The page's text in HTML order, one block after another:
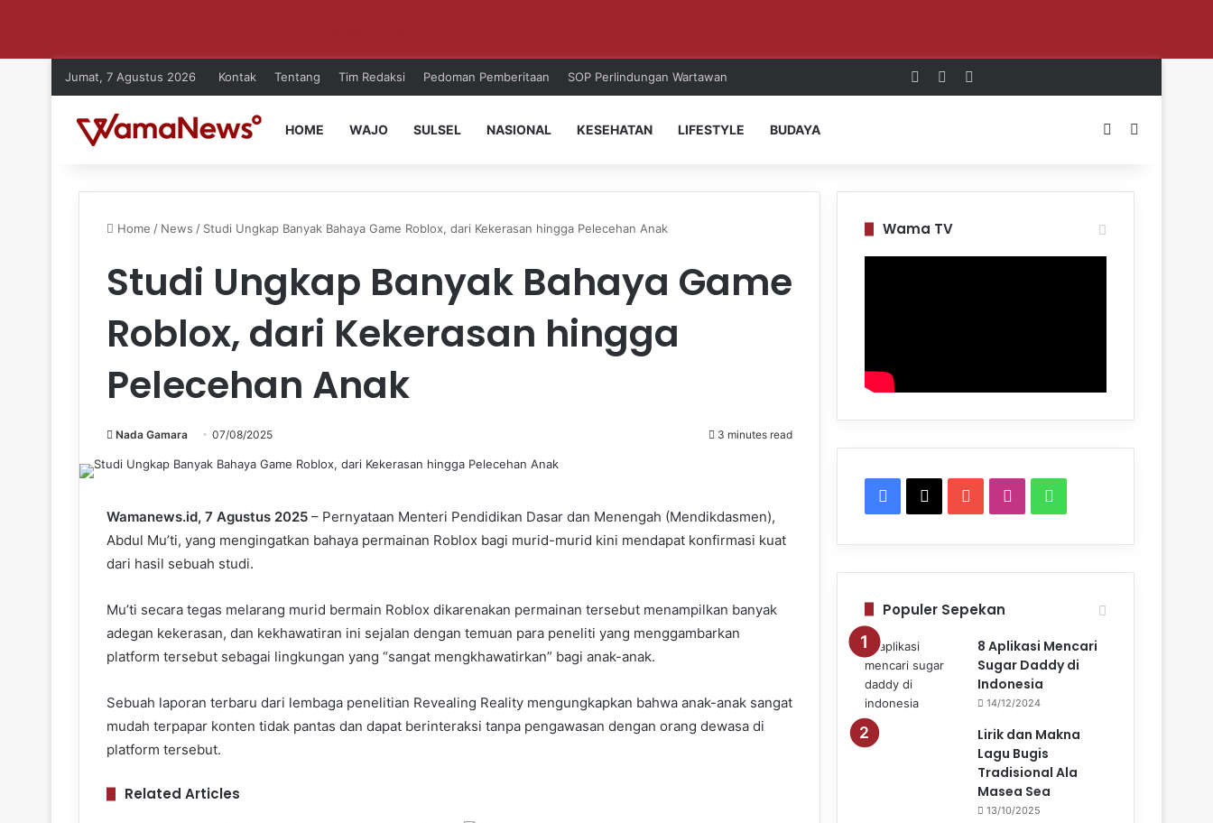
Jumat, 7 Agustus 2026 Kontak Tentang Tim Redaksi Pedoman Pemberitaan SOP Perlindungan Wartawan Log InRandom Article
HOME WAJO SULSEL NASIONAL KESEHATAN LIFESTYLE BUDAYA Switch skin
Home / News / Studi Ungkap Banyak Bahaya Game Roblox, dari Kekerasan hingga Pelecehan Anak
Studi Ungkap Banyak Bahaya Game
Roblox, dari Kekerasan hingga
Pelecehan Anak
Nada Gamara 07/08/2025 3 minutes read
Wamanews.id, 7 Agustus 2025 – Pernyataan Menteri Pendidikan Dasar dan Menengah (Mendikdasmen),
Abdul Mu’ti, yang mengingatkan bahaya permainan Roblox bagi murid-murid kini mendapat konfirmasi kuat
dari hasil sebuah studi.
Mu’ti secara tegas melarang murid bermain Roblox dikarenakan permainan tersebut menampilkan banyak
adegan kekerasan, dan kekhawatiran ini sejalan dengan temuan para peneliti yang menggambarkan
platform tersebut sebagai lingkungan yang “sangat mengkhawatirkan” bagi anak-anak.
Sebuah laporan terbaru dari lembaga penelitian Revealing Reality mengungkapkan bahwa anak-anak sangat
mudah terpapar konten tidak pantas dan dapat berinteraksi tanpa pengawasan dengan orang dewasa di
platform tersebut.
Related Articles
Wama TV
Facebook
X YouTubeInstagram
Populer Sepekan
8 Aplikasi Mencari
Sugar Daddy di
Indonesia
14/12/2024
Lirik dan Makna
Lagu Bugis
Tradisional Ala
Masea Sea
13/10/2025